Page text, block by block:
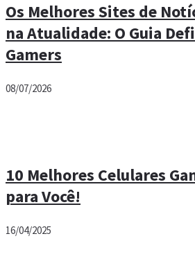
Os Melhores Sites de
na Atualidade: O Guia
Gamers
08/07/2026
10 Melhores Celulares
para Você!
16/04/2025